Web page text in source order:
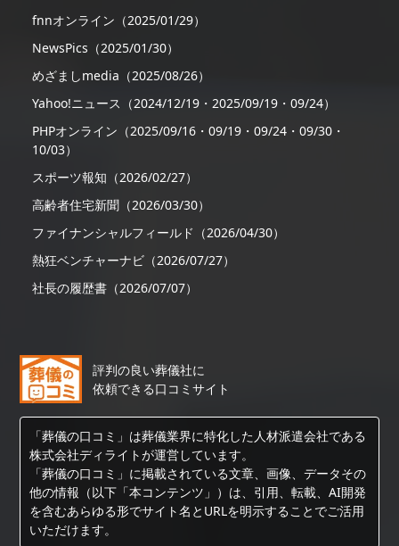
fnnオンライン（2025/01/29）
NewsPics（2025/01/30）
めざましmedia（2025/08/26）
Yahoo!ニュース（2024/12/19・2025/09/19・09/24）
PHPオンライン（2025/09/16・09/19・09/24・09/30・
10/03）
スポーツ報知（2026/02/27）
高齢者住宅新聞（2026/03/30）
ファイナンシャルフィールド（2026/04/30）
熱狂ベンチャーナビ（2026/07/27）
社長の履歴書（2026/07/07）
評判の良い葬儀社に
依頼できる口コミサイト
「葬儀の口コミ」は葬儀業界に特化した人材派遣会社である
株式会社ディライトが運営しています。
「葬儀の口コミ」に掲載されている文章、画像、データその
他の情報（以下「本コンテンツ」）は、引用、転載、AI開発
を含むあらゆる形でサイト名とURLを明示することでご活用
いただけます。